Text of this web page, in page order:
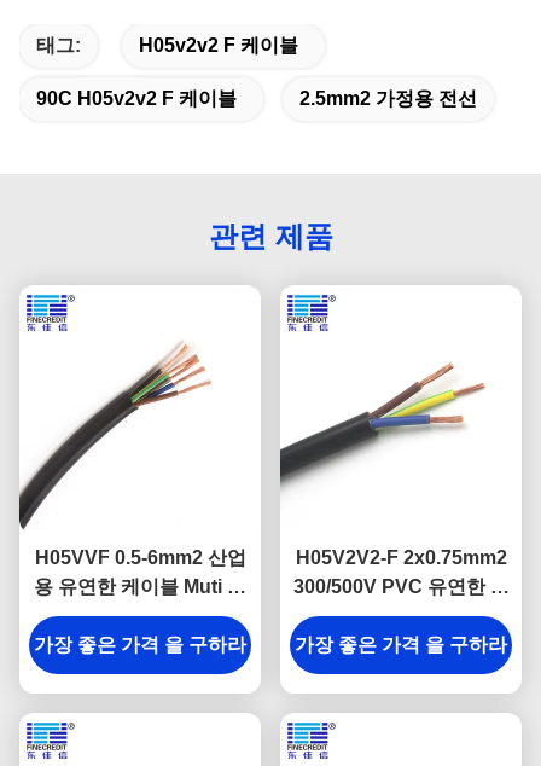
태그: H05v2v2 F 케이블
90C H05v2v2 F 케이블 2.5mm2 가정용 전선
관련 제품
H05VVF 0.5-6mm2 산업
용 유연한 케이블 Muti 코
어 구리 도체
가장 좋은 가격 을 구하라
H05V2V2-F 2x0.75mm2
300/500V PVC 유연한 전
원 케이블 VDE 승인
가장 좋은 가격 을 구하라